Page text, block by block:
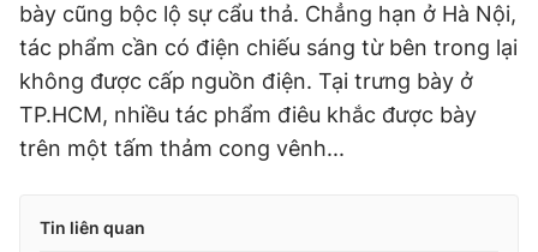
bày cũng bộc lộ sự cẩu thả. Chẳng hạn ở Hà Nội,
tác phẩm cần có điện chiếu sáng từ bên trong lại
không được cấp nguồn điện. Tại trưng bày ở
TP.HCM, nhiều tác phẩm điêu khắc được bày
trên một tấm thảm cong vênh...
Tin liên quan